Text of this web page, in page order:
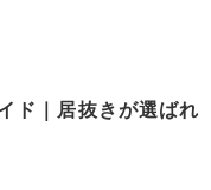
ド｜居抜きが選ばれ